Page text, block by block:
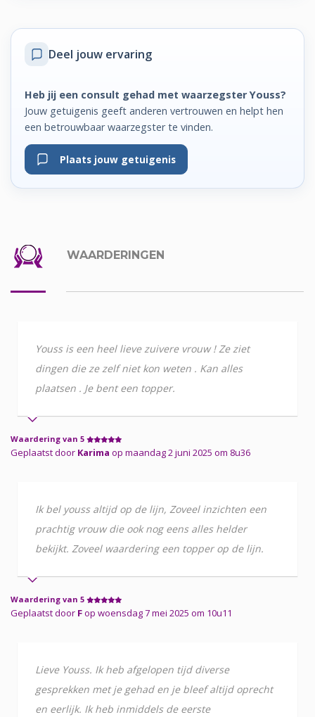
Deel jouw ervaring
Heb jij een consult gehad met waarzegster Youss?
Jouw getuigenis geeft anderen vertrouwen en helpt hen
een betrouwbaar waarzegster te vinden.
Plaats jouw getuigenis
WAARDERINGEN
Youss is een heel lieve zuivere vrouw ! Ze ziet
dingen die ze zelf niet kon weten . Kan alles
plaatsen . Je bent een topper.
Waardering van 5
Geplaatst door Karima op maandag 2 juni 2025 om 8u36
Ik bel youss altijd op de lijn, Zoveel inzichten een
prachtig vrouw die ook nog eens alles helder
bekijkt. Zoveel waardering een topper op de lijn.
Waardering van 5
Geplaatst door Fop woensdag 7 mei 2025 om 10u11
Lieve Youss. Ik heb afgelopen tijd diverse
gesprekken met je gehad en je bleef altijd oprecht
en eerlijk. Ik heb inmiddels de eerste